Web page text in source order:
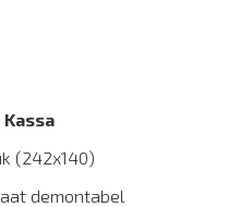
(242x140)
demontabel